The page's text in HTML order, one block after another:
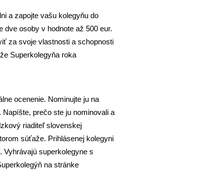
a zapojte vašu kolegyňu do
osoby v hodnote až 500 eur.
za svoje vlastnosti a schopnosti
Superkolegyňa roka
ocenenie. Nominujte ju na
prečo ste ju nominovali a
riaditeľ slovenskej
súťaže. Prihlásenej kolegyni
superkolegyne s
na stránke